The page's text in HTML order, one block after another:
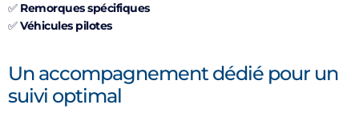
✅ Remorques spécifiques
✅Véhicules pilotes
Un accompagnement dédié pour un
suivi optimal